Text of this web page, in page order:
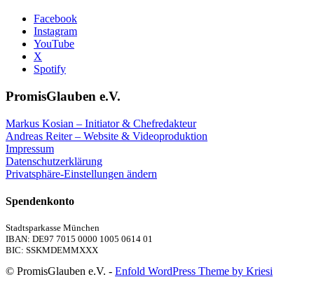
Facebook
Instagram
YouTube
X
Spotify
PromisGlauben e.V.
Markus Kosian – Initiator & Chefredakteur
Andreas Reiter – Website & Videoproduktion
Impressum
Datenschutzerklärung
Privatsphäre-Einstellungen ändern
Spendenkonto
Stadtsparkasse München
IBAN: DE97 7015 0000 1005 0614 01
BIC: SSKMDEMMXXX
© PromisGlauben e.V. - Enfold WordPress Theme by Kriesi